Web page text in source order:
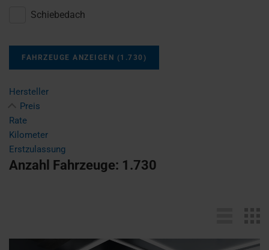
Schiebedach
FAHRZEUGE ANZEIGEN (1.730 )
Hersteller
Preis
Rate
Kilometer
Erstzulassung
Anzahl Fahrzeuge: 1.730